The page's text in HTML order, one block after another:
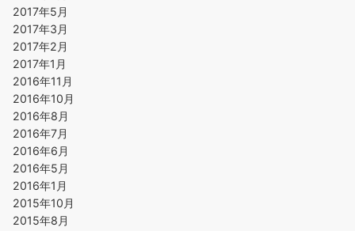
2017年5月
2017年3月
2017年2月
2017年1月
2016年11月
2016年10月
2016年8月
2016年7月
2016年6月
2016年5月
2016年1月
2015年10月
2015年8月